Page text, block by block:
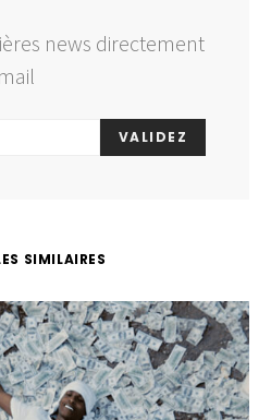
news directement
VALIDEZ
SIMILAIRES